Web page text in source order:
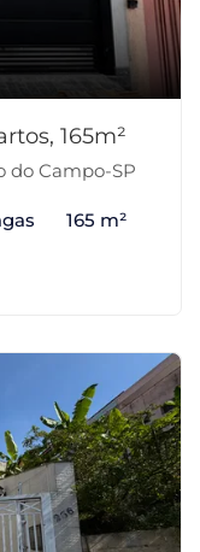
165m²
do Campo-SP
165 m²